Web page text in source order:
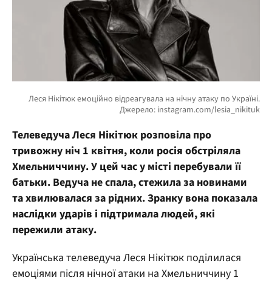
Телеведуча Леся Нікітюк розповіла про
тривожну ніч 1 квітня, коли росія обстріляла
Хмельниччину. У цей час у місті перебували її
батьки. Ведуча не спала, стежила за новинами
та хвилювалася за рідних. Зранку вона показала
наслідки ударів і підтримала людей, які
пережили атаку.
Українська телеведуча Леся Нікітюк поділилася
емоціями після нічної атаки на Хмельниччину 1